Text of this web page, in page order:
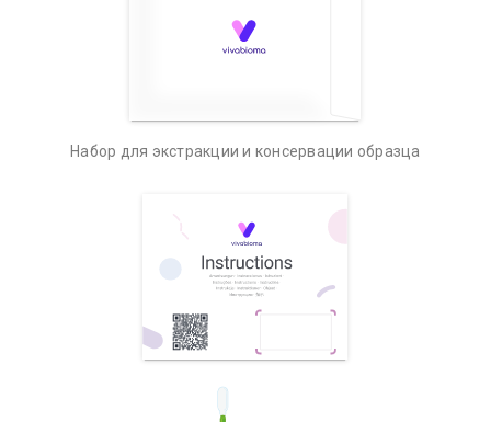
Набор для экстракции и консервации образца